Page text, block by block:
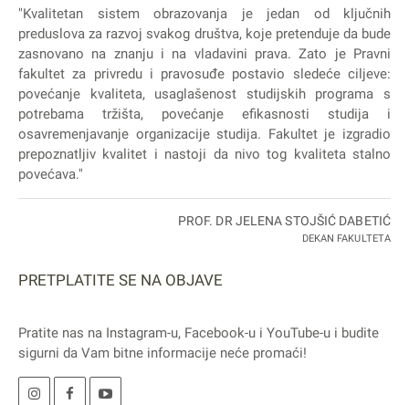
"Kvalitetan sistem obrazovanja je jedan od ključnih
preduslova za razvoj svakog društva, koje pretenduje da bude
zasnovano na znanju i na vladavini prava. Zato je Pravni
fakultet za privredu i pravosuđe postavio sledeće ciljeve:
povećanje kvaliteta, usaglašenost studijskih programa s
potrebama tržišta, povećanje efikasnosti studija i
osavremenjavanje organizacije studija. Fakultet je izgradio
prepoznatljiv kvalitet i nastoji da nivo tog kvaliteta stalno
povećava."
PROF. DR JELENA STOJŠIĆ DABETIĆ
DEKAN FAKULTETA
PRETPLATITE SE NA OBJAVE
Pratite nas na Instagram-u, Facebook-u i YouTube-u i budite
sigurni da Vam bitne informacije neće promaći!